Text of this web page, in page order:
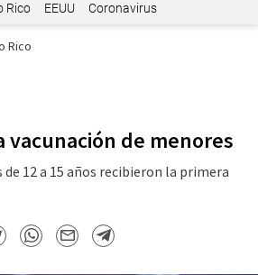
Rico EEUU Coronavirus
Rico
vacunación de menores
12 a 15 años recibieron la primera